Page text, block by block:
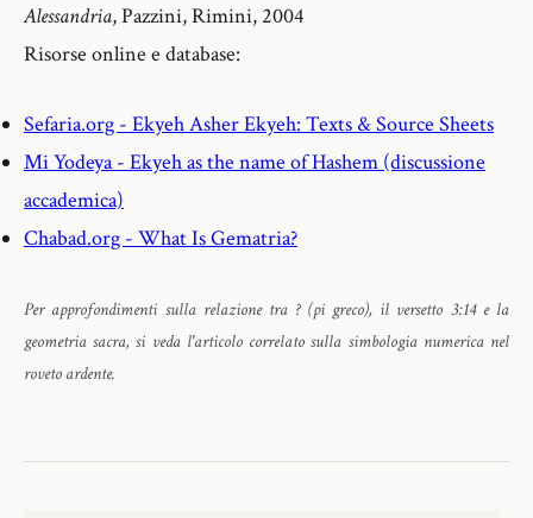
Alessandria, Pazzini, Rimini, 2004
Risorse online e database:
Sefaria.org - Ekyeh Asher Ekyeh: Texts & Source Sheets
Mi Yodeya - Ekyeh as the name of Hashem (discussione
accademica)
Chabad.org - What Is Gematria?
Per approfondimenti sulla relazione tra ? (pi greco), il versetto 3:14 e la
geometria sacra, si veda l'articolo correlato sulla simbologia numerica nel
roveto ardente.